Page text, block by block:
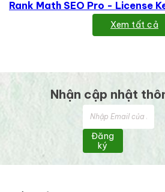
Rank Math SEO Pro - License
Xem tất cả
Nhận cập nhật
Đăng
ký